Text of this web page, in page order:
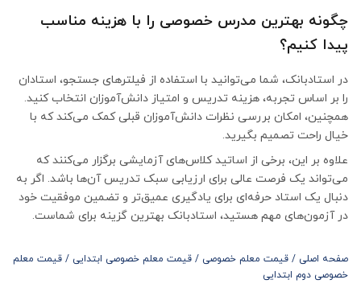
چگونه بهترین مدرس خصوصی را با هزینه مناسب
پیدا کنیم؟
در استادبانک، شما می‌توانید با استفاده از فیلترهای جستجو، استادان
را بر اساس تجربه، هزینه تدریس و امتیاز دانش‌آموزان انتخاب کنید.
همچنین، امکان بررسی نظرات دانش‌آموزان قبلی کمک می‌کند که با
خیال راحت تصمیم بگیرید.
علاوه بر این، برخی از اساتید کلاس‌های آزمایشی برگزار می‌کنند که
می‌تواند یک فرصت عالی برای ارزیابی سبک تدریس آن‌ها باشد. اگر به
دنبال یک استاد حرفه‌ای برای یادگیری عمیق‌تر و تضمین موفقیت خود
در آزمون‌های مهم هستید، استادبانک بهترین گزینه برای شماست.
صفحه اصلی / قیمت معلم خصوصی / قیمت معلم خصوصی ابتدایی / قیمت معلم
خصوصی دوم ابتدایی